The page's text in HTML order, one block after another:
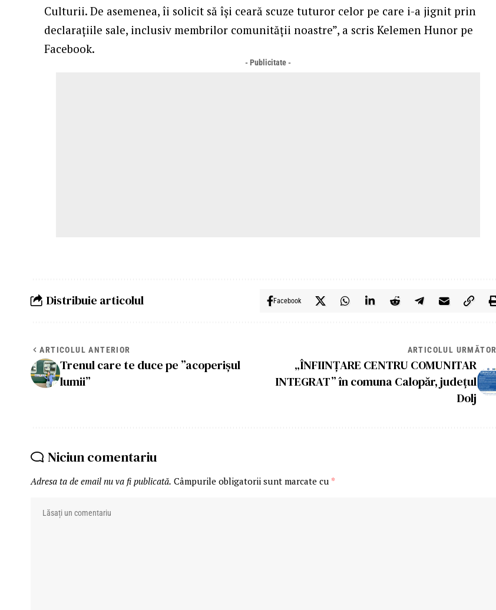
Culturii. De asemenea, îi solicit să își ceară scuze tuturor celor pe care i-a jignit prin
declarațiile sale, inclusiv membrilor comunității noastre”, a scris Kelemen Hunor pe
Facebook.
- Publicitate -
Distribuie articolul Facebook
ARTICOLUL ANTERIOR
Trenul care te duce pe ”acoperișul
lumii”
ARTICOLUL URMĂTOR
„ÎNFIINȚARE CENTRU COMUNITAR
INTEGRAT” în comuna Calopăr, județul
Dolj
Niciun comentariu
Adresa ta de email nu va fi publicată. Câmpurile obligatorii sunt marcate cu *